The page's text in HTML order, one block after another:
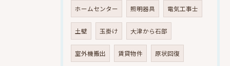
ホームセンター 照明器具 電気工事士
土壁 玉掛け 大津から石部
室外機搬出 賃貸物件 原状回復